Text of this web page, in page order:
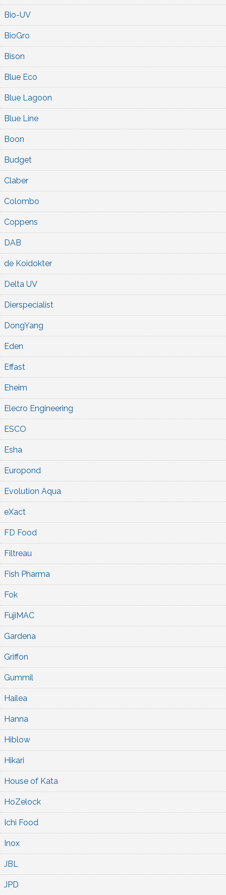
Bio-UV
BioGro
Bison
Blue Eco
Blue Lagoon
Blue Line
Boon
Budget
Claber
Colombo
Coppens
DAB
de Koidokter
Delta UV
Dierspecialist
DongYang
Eden
Effast
Eheim
Elecro Engineering
ESCO
Esha
Europond
Evolution Aqua
eXact
FD Food
Filtreau
Fish Pharma
Fok
FujiMAC
Gardena
Griffon
Gummil
Hailea
Hanna
Hiblow
Hikari
House of Kata
HoZelock
Ichi Food
Inox
JBL
JPD